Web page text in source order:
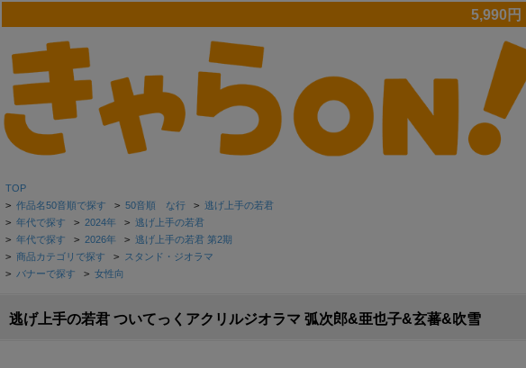
5,990円
TOP
> 作品名50音順で探す > 50音順 な行 > 逃げ上手の若君
> 年代で探す > 2024年 > 逃げ上手の若君
> 年代で探す > 2026年 > 逃げ上手の若君 第2期
> 商品カテゴリで探す > スタンド・ジオラマ
> バナーで探す > 女性向
逃げ上手の若君 ついてっくアクリルジオラマ 弧次郎&亜也子&玄蕃&吹雪